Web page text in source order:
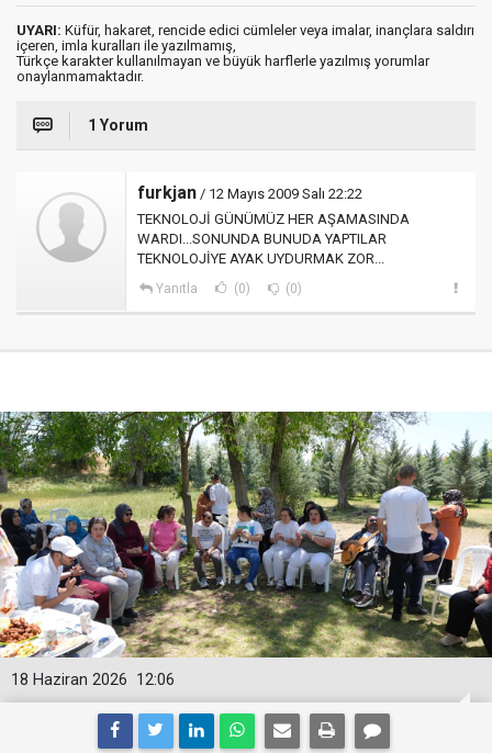
UYARI: Küfür, hakaret, rencide edici cümleler veya imalar, inançlara saldırı
içeren, imla kuralları ile yazılmamış,
Türkçe karakter kullanılmayan ve büyük harflerle yazılmış yorumlar
onaylanmamaktadır.
1 Yorum
furkjan / 12 Mayıs 2009 Salı 22:22
TEKNOLOJİ GÜNÜMÜZ HER AŞAMASINDA
WARDI...SONUNDA BUNUDA YAPTILAR
TEKNOLOJİYE AYAK UYDURMAK ZOR...
Yanıtla (0) (0)
12:06
18 Haziran 2026